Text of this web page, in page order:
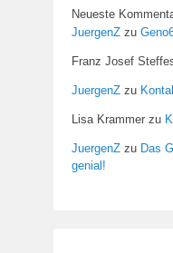
Neueste
JuergenZ zu
Franz Josef
JuergenZ zu
Lisa Krammer zu
JuergenZ zu Das
genial!